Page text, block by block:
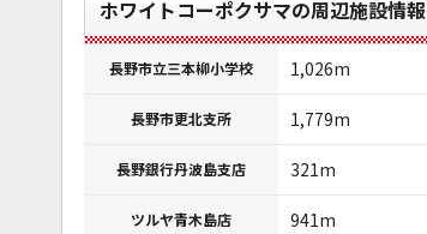
ホワイトコーポクサマの周辺施設情報
長野市立三本柳小学校 1,026m
長野市更北支所 1,779m
長野銀行丹波島支店 321m
ツルヤ青木島店 941m